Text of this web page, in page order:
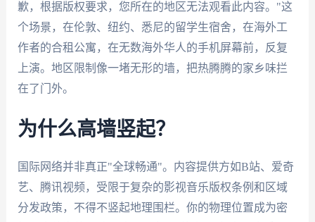
歉，根据版权要求，您所在的地区无法观看此内容。"这
个场景，在伦敦、纽约、悉尼的留学生宿舍，在海外工
作者的合租公寓，在无数海外华人的手机屏幕前，反复
上演。地区限制像一堵无形的墙，把热腾腾的家乡味拦
在了门外。
为什么高墙竖起？
国际网络并非真正"全球畅通"。内容提供方如B站、爱奇
艺、腾讯视频，受限于复杂的影视音乐版权条例和区域
分发政策，不得不竖起地理围栏。你的物理位置成为密